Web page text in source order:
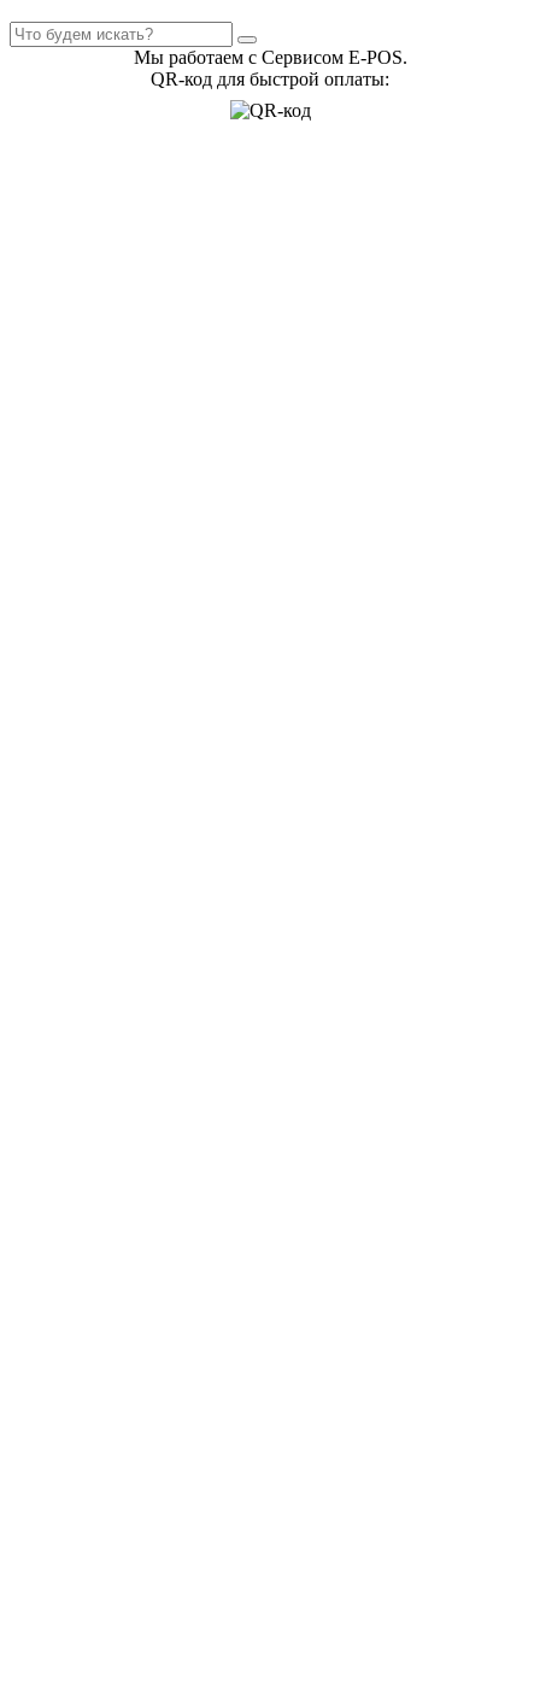
Мы работаем с Сервисом E-POS.
QR-код для быстрой оплаты: